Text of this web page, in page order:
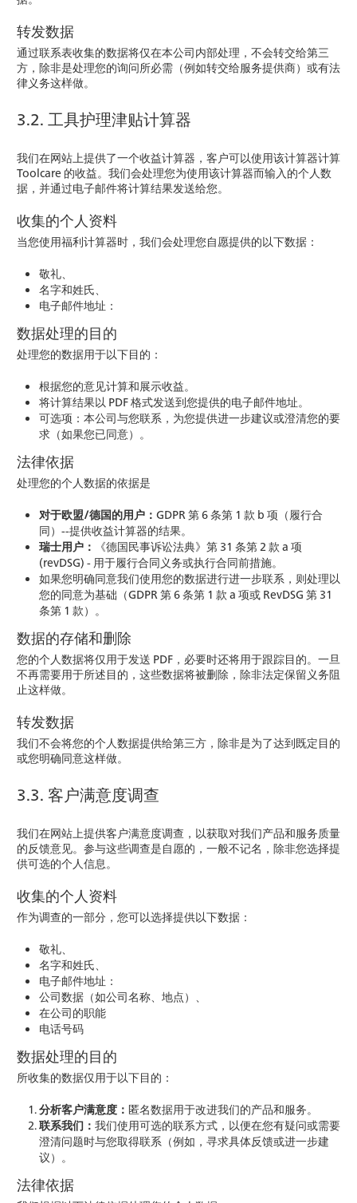
转发数据
通过联系表收集的数据将仅在本公司内部处理，不会转交给第三
方，除非是处理您的询问所必需（例如转交给服务提供商）或有法
律义务这样做。
3.2. 工具护理津贴计算器
我们在网站上提供了一个收益计算器，客户可以使用该计算器计算
Toolcare 的收益。我们会处理您为使用该计算器而输入的个人数
据，并通过电子邮件将计算结果发送给您。
收集的个人资料
当您使用福利计算器时，我们会处理您自愿提供的以下数据：
敬礼、
名字和姓氏、
电子邮件地址：
数据处理的目的
处理您的数据用于以下目的：
根据您的意见计算和展示收益。
将计算结果以 PDF 格式发送到您提供的电子邮件地址。
可选项：本公司与您联系，为您提供进一步建议或澄清您的要
求（如果您已同意）。
法律依据
处理您的个人数据的依据是
对于欧盟/德国的用户： GDPR 第 6 条第 1 款 b 项（履行合
同）--提供收益计算器的结果。
瑞士用户：
《德国民事诉讼法典》第 31 条第 2 款 a 项
(revDSG) - 用于履行合同义务或执行合同前措施。
如果您明确同意我们使用您的数据进行进一步联系，则处理以
您的同意为基础（GDPR 第 6 条第 1 款 a 项或 RevDSG 第 31
条第 1 款）。
数据的存储和删除
您的个人数据将仅用于发送 PDF，必要时还将用于跟踪目的。一旦
不再需要用于所述目的，这些数据将被删除，除非法定保留义务阻
止这样做。
转发数据
我们不会将您的个人数据提供给第三方，除非是为了达到既定目的
或您明确同意这样做。
3.3. 客户满意度调查
我们在网站上提供客户满意度调查，以获取对我们产品和服务质量
的反馈意见。参与这些调查是自愿的，一般不记名，除非您选择提
供可选的个人信息。
收集的个人资料
作为调查的一部分，您可以选择提供以下数据：
敬礼、
名字和姓氏、
电子邮件地址：
公司数据（如公司名称、地点）、
在公司的职能
电话号码
数据处理的目的
所收集的数据仅用于以下目的：
分析客户满意度： 匿名数据用于改进我们的产品和服务。
联系我们： 我们使用可选的联系方式，以便在您有疑问或需要
澄清问题时与您取得联系（例如，寻求具体反馈或进一步建
议）。
法律依据